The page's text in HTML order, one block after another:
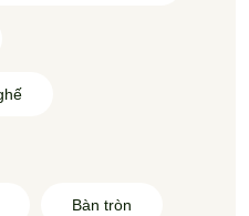
Bàn tròn